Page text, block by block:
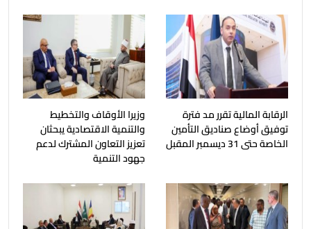
الرقابة المالية تقرر مد فترة
توفيق أوضاع صناديق التأمين
الخاصة حتى 31 ديسمبر المقبل
وزيرا الأوقاف والتخطيط
والتنمية الاقتصادية يبحثان
تعزيز التعاون المشترك لدعم
جهود التنمية